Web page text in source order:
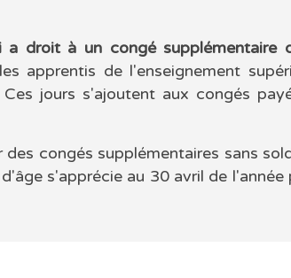
a droit à un congé supplémentaire
apprentis de l'enseignement
jours s'ajoutent aux congés
congés supplémentaires sans
s'apprécie au 30 avril de l'année